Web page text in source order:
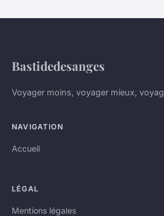
Bastidedesanges
Voyager moins, voyager mieux,
NAVIGATION
Accueil
LÉGAL
Mentions légales